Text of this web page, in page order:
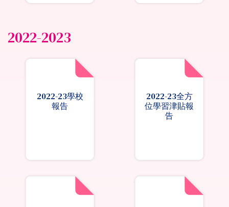
2022-2023
2022-23學校
報告
2022-23全方
位學習津貼報
告